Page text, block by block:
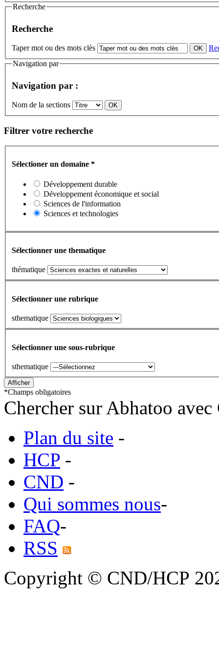
Recherche
Recherche
Taper mot ou des mots clès
Navigation par
Navigation par :
Nom de la sections
Filtrer votre recherche
Sélectioner un domaine *
Développement durable
Développement économique et social
Sciences de l'information
Sciences et technologies
Sélectionner une thematique
thématique
Sélectionner une rubrique
sthematique
Sélectionner une sous-rubrique
sthematique
*Champs obligatoires
Chercher sur Abhatoo
Plan du site -
HCP -
CND -
Qui sommes nous-
FAQ-
RSS
Copyright © CND/HCP